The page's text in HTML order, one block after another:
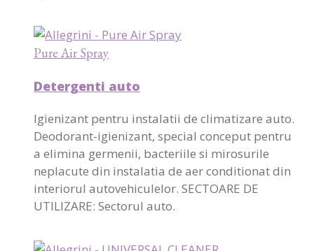
Pure Air Spray
Detergenti auto
Igienizant pentru instalatii de climatizare auto.
Deodorant-igienizant, special conceput pentru
a elimina germenii, bacteriile si mirosurile
neplacute din instalatia de aer conditionat din
interiorul autovehiculelor. SECTOARE DE
UTILIZARE: Sectorul auto.